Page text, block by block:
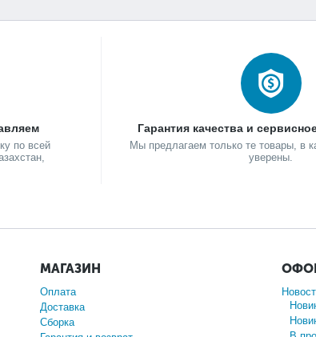
по всей
Гарантия качества и
Мы предлагаем только те товары, в
уверены.
МАГАЗИН
Оплата
Доставка
Сборка